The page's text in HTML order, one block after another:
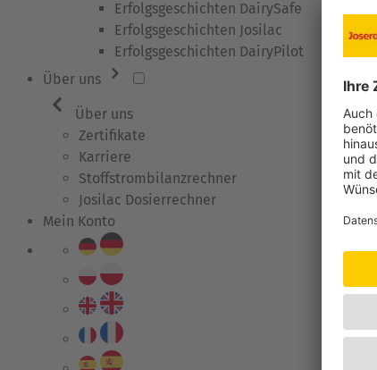
Erfolgsgeschichten DairySafe
Erfolgsgeschichten Josilac
Erfolgsgeschichten DairyPilot
Über uns
Über uns
Zertifikate
Karriere
Stoffstrombilanzrechner
Josilac Dosierrechner
Mein Konto